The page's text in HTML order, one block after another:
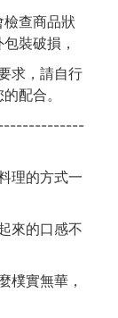
查商品狀
裝破損，
求，請自行
配合。
理的方式一
來的口感不
樸實無華，